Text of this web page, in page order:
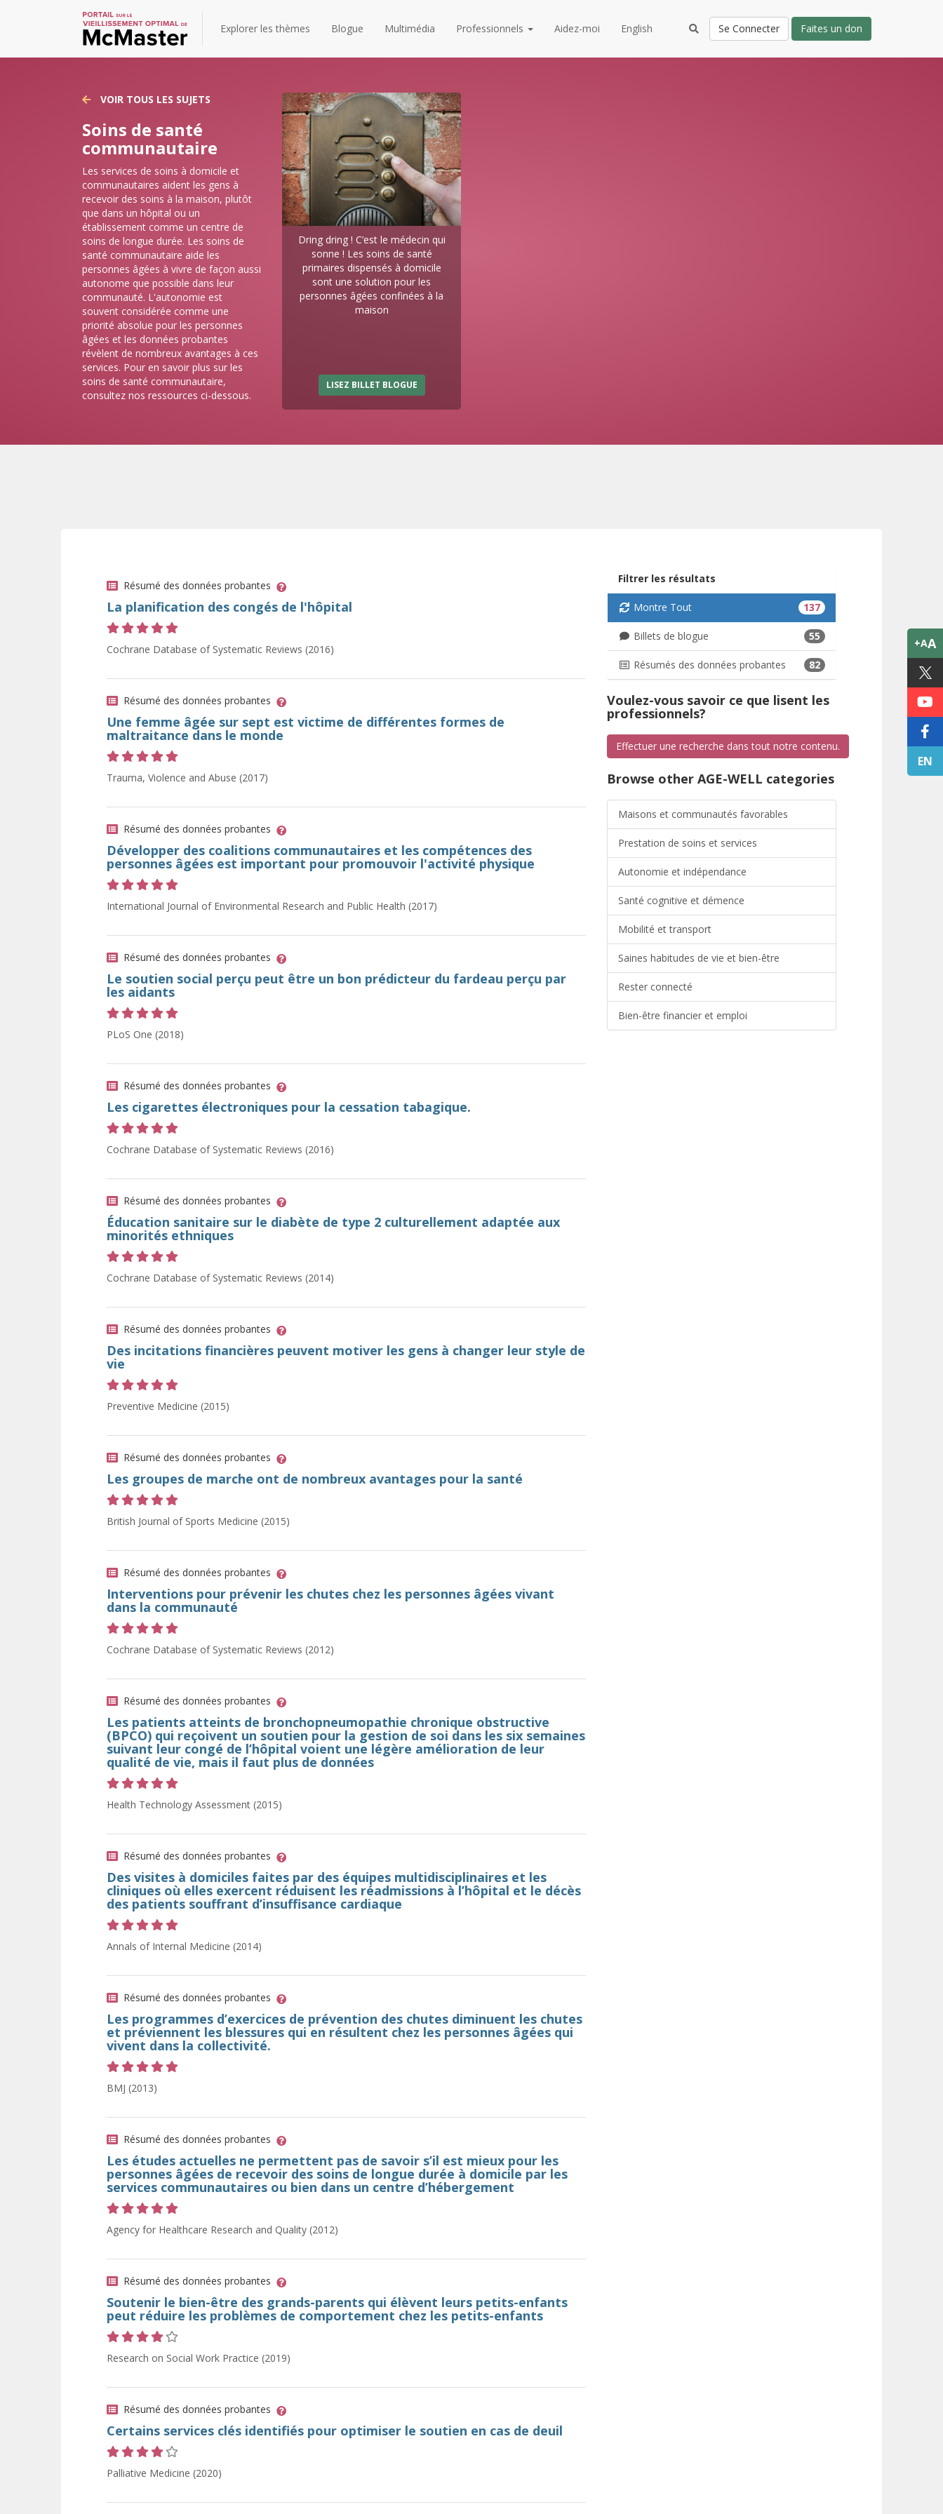
Explorer les thèmes Blogue Multimédia Professionnels Aidez-moi English Se Connecter Faites un don
VOIR TOUS LES SUJETS
Soins de santé
communautaire
Les services de soins à domicile et
communautaires aident les gens à
recevoir des soins à la maison, plutôt
que dans un hôpital ou un
établissement comme un centre de
soins de longue durée. Les soins de
santé communautaire aide les
personnes âgées à vivre de façon aussi
autonome que possible dans leur
communauté. L'autonomie est
souvent considérée comme une
priorité absolue pour les personnes
âgées et les données probantes
révèlent de nombreux avantages à ces
services. Pour en savoir plus sur les
soins de santé communautaire,
consultez nos ressources ci-dessous.
Dring dring ! C’est le médecin qui
sonne ! Les soins de santé
primaires dispensés à domicile
sont une solution pour les
personnes âgées confinées à la
maison
LISEZ BILLET BLOGUE
Filtrer les résultats
137
Montre Tout
55
Billets de blogue
82
Résumés des données probantes
Voulez-vous savoir ce que lisent les
professionnels?
Effectuer une recherche dans tout notre contenu.
Browse other AGE-WELL categories
Maisons et communautés favorables
Prestation de soins et services
Autonomie et indépendance
Santé cognitive et démence
Mobilité et transport
Saines habitudes de vie et bien-être
Rester connecté
Bien-être financier et emploi
Résumé des données probantes
La planification des congés de l'hôpital
Cochrane Database of Systematic Reviews (2016)
Résumé des données probantes
Une femme âgée sur sept est victime de différentes formes de
maltraitance dans le monde
Trauma, Violence and Abuse (2017)
Résumé des données probantes
Développer des coalitions communautaires et les compétences des
personnes âgées est important pour promouvoir l'activité physique
International Journal of Environmental Research and Public Health (2017)
Résumé des données probantes
Le soutien social perçu peut être un bon prédicteur du fardeau perçu par
les aidants
PLoS One (2018)
Résumé des données probantes
Les cigarettes électroniques pour la cessation tabagique.
Cochrane Database of Systematic Reviews (2016)
Résumé des données probantes
Éducation sanitaire sur le diabète de type 2 culturellement adaptée aux
minorités ethniques
Cochrane Database of Systematic Reviews (2014)
Résumé des données probantes
Des incitations financières peuvent motiver les gens à changer leur style de
vie
Preventive Medicine (2015)
Résumé des données probantes
Les groupes de marche ont de nombreux avantages pour la santé
British Journal of Sports Medicine (2015)
Résumé des données probantes
Interventions pour prévenir les chutes chez les personnes âgées vivant
dans la communauté
Cochrane Database of Systematic Reviews (2012)
Résumé des données probantes
Les patients atteints de bronchopneumopathie chronique obstructive
(BPCO) qui reçoivent un soutien pour la gestion de soi dans les six semaines
suivant leur congé de l’hôpital voient une légère amélioration de leur
qualité de vie, mais il faut plus de données
Health Technology Assessment (2015)
Résumé des données probantes
Des visites à domiciles faites par des équipes multidisciplinaires et les
cliniques où elles exercent réduisent les réadmissions à l’hôpital et le décès
des patients souffrant d’insuffisance cardiaque
Annals of Internal Medicine (2014)
Résumé des données probantes
Les programmes d’exercices de prévention des chutes diminuent les chutes
et préviennent les blessures qui en résultent chez les personnes âgées qui
vivent dans la collectivité.
BMJ (2013)
Résumé des données probantes
Les études actuelles ne permettent pas de savoir s’il est mieux pour les
personnes âgées de recevoir des soins de longue durée à domicile par les
services communautaires ou bien dans un centre d’hébergement
Agency for Healthcare Research and Quality (2012)
Résumé des données probantes
Soutenir le bien-être des grands-parents qui élèvent leurs petits-enfants
peut réduire les problèmes de comportement chez les petits-enfants
Research on Social Work Practice (2019)
Résumé des données probantes
Certains services clés identifiés pour optimiser le soutien en cas de deuil
Palliative Medicine (2020)
+AA
EN